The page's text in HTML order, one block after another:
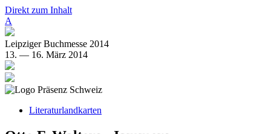
Direkt zum Inhalt
A
Leipziger Buchmesse 2014
13. — 16. März 2014
Literaturlandkarten